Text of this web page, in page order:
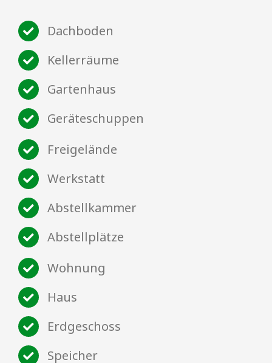
Dachboden
Kellerräume
Gartenhaus
Geräteschuppen
Freigelände
Werkstatt
Abstellkammer
Abstellplätze
Wohnung
Haus
Erdgeschoss
Speicher